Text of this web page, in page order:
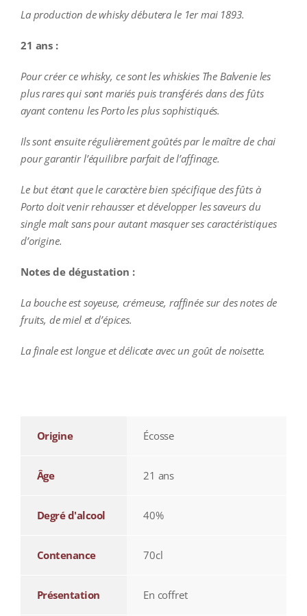
La production de whisky débutera le 1er mai 1893.
21 ans :
Pour créer ce whisky, ce sont les whiskies The Balvenie les
plus rares qui sont mariés puis transférés dans des fûts
ayant contenu les Porto les plus sophistiqués.
Ils sont ensuite régulièrement goûtés par le maître de chai
pour garantir l’équilibre parfait de l’affinage.
Le but étant que le caractère bien spécifique des fûts à
Porto doit venir rehausser et développer les saveurs du
single malt sans pour autant masquer ses caractéristiques
d’origine.
Notes de dégustation :
La bouche est soyeuse, crémeuse, raffinée sur des notes de
fruits, de miel et d’épices.
La finale est longue et délicate avec un goût de noisette.
Origine Écosse
Âge 21 ans
Degré d'alcool 40%
Contenance 70cl
Présentation En coffret